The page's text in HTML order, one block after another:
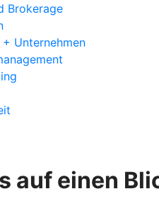
Brokerage
Unternehmen
auf einen